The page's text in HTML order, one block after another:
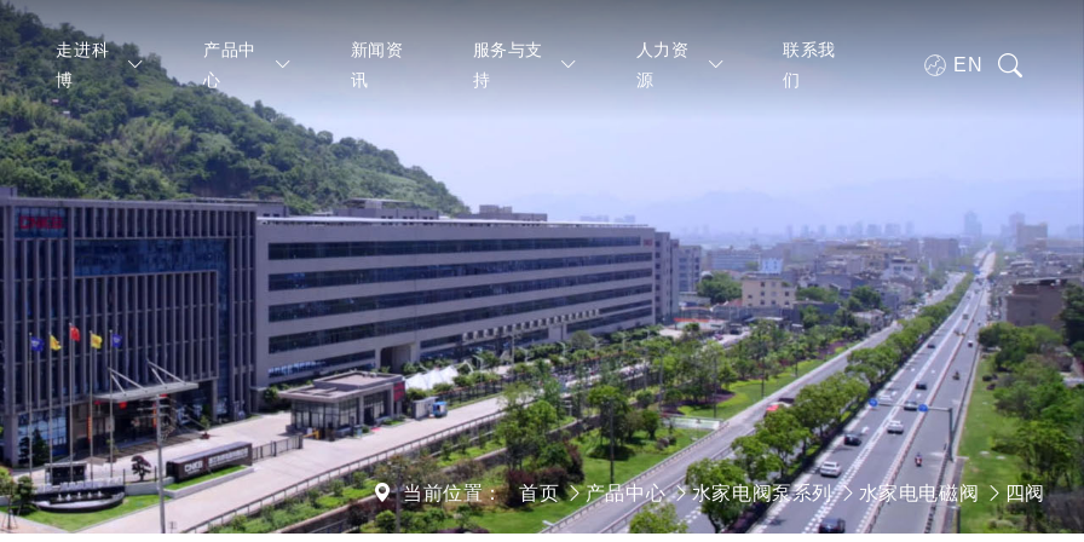
走进科
博
产品中
心
新闻资
讯
服务与支
持
人力资
源
联系我
们
EN
当前位置： 首页 产品中心 水家电阀泵系列 水家电电磁阀 四阀